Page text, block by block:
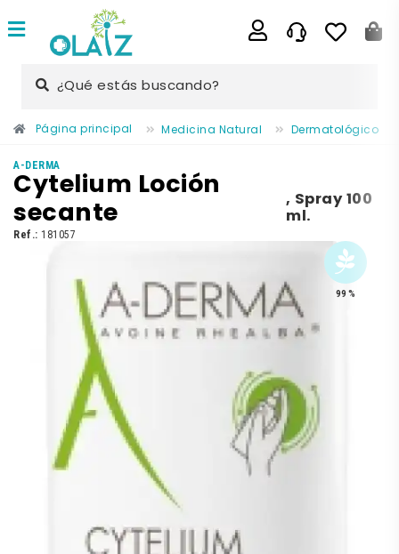
¿Qué estás buscando?
Página principal Medicina Natural Dermatológico
A-DERMA
Cytelium Loción
secante , Spray 100
ml.
Ref.: 181057
99 %